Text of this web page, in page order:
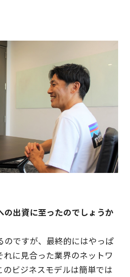
出資に至ったのでしょうか
のですが、最終的にはやっぱ
れに見合った業界のネットワ
のビジネスモデルは簡単では